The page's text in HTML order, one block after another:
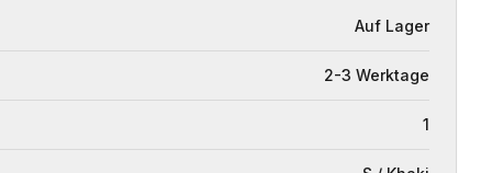
Auf Lager
2-3 Werktage
1